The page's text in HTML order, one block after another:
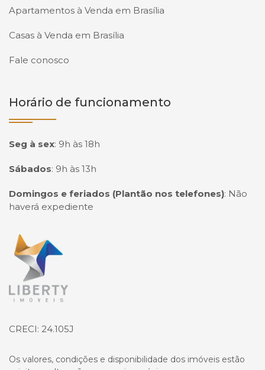
Apartamentos à Venda em Brasília
Casas à Venda em Brasília
Fale conosco
Horário de funcionamento
Seg à sex: 9h às 18h
Sábados: 9h às 13h
Domingos e feriados (Plantão nos telefones): Não
haverá expediente
Página inicial
CRECI: 24.105J
Os valores, condições e disponibilidade dos imóveis estão